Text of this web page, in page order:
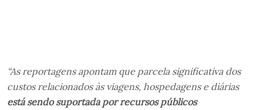
“As reportagens apontam que parcela significativa dos
custos relacionados às viagens, hospedagens e diárias
está sendo suportada por recursos públicos